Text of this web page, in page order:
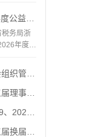
名单的公告
税务局浙
年度公
局审核…
改选产…
2021年…
议的决…